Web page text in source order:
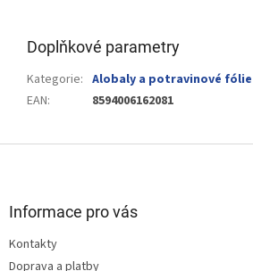
Doplňkové parametry
Kategorie: Alobaly a potravinové fólie
EAN: 8594006162081
Informace pro vás
Kontakty
Doprava a platby